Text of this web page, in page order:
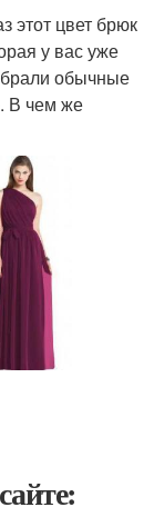
этот цвет брюк
у вас уже
обычные
В чем же